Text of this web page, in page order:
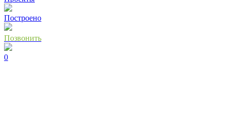
Построено
Позвонить
0